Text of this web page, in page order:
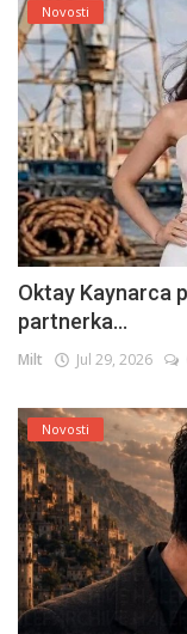
Novosti
Oktay Kaynarca
partnerka...
Milt Jul 29, 2026
Novosti